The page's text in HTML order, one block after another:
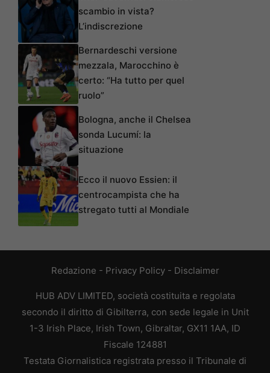
scambio in vista?
L’indiscrezione
Bernardeschi versione
mezzala, Marocchino è
certo: “Ha tutto per quel
ruolo”
Bologna, anche il Chelsea
sonda Lucumí: la
situazione
Ecco il nuovo Essien: il
centrocampista che ha
stregato tutti al Mondiale
Redazione - Privacy Policy- Disclaimer
HUB ADV LIMITED, società costituita e regolata
secondo il diritto di Gibilterra, con sede legale in Unit
1-3 Irish Place, Irish Town, Gibraltar, GX11 1AA, ID
Fiscale 124881
Testata Giornalistica registrata presso il Tribunale di